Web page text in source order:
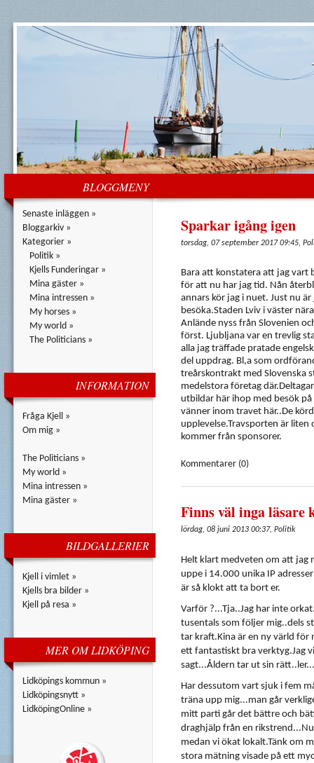
BLOGGMENY
Senaste inläggen »
Bloggarkiv »
Kategorier »
Politik »
Kjells Funderingar »
Mina gäster »
Mina intressen »
My horses »
My world »
The Politicians »
INFORMATION
Fråga Kjell »
Om mig »
The Politicians »
My world »
Mina intressen »
Mina gäster »
BILDGALLERIER
Kjell i vimlet »
Kjells bra bilder »
Kjell på resa »
MER OM LIDKÖPING
Lidköpings kommun »
Lidköpingsnytt »
LidköpingOnline »
Sparkar igång igen
torsdag, 07 september 2017 09:45,
Bara att konstatera att jag vart
för att nu har jag tid. Nån
annars kör jag i nuet. Just nu
besöka.Staden Lviv i väster
Anlände nyss från Slovenien
först. Ljubljana var en trevlig
alla jag träffade pratade
del uppdrag. Bl,a som
treårskontrakt med Slovenska
medelstora företag
utbildar här ihop med besök på
vänner inom travet här..De
upplevelse.Travsporten är liten
kommer från sponsorer.
Kommentarer (0)
Finns väl inga läsare
lördag, 08 juni 2013 00:37, Politik
Helt klart medveten om att jag
uppe i 14.000 unika IP adresser
är så klokt att ta bort er.
Varför ?...Tja..Jag har inte
tusentals som följer mig..dels
tar kraft.Kina är en ny värld för
ett fantastiskt bra verktyg.Jag
sagt...Åldern tar ut sin rätt..ler...
Har dessutom vart sjuk i fem
träna upp mig...man går
mitt parti går det bättre och
draghjälp från en
medan vi ökat lokalt.Tänk om
stora mätning visade på ett